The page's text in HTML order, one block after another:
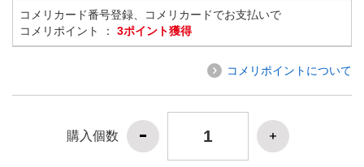
コメリカード番号登録、コメリカードでお支払いで
コメリポイント ： 3ポイント獲得
コメリポイントについて
購入個数